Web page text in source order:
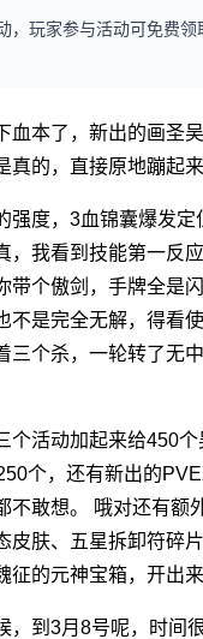
，玩家参与活动可免费
血本了，新出的画圣
的，直接原地蹦起来
强度，3血锦囊爆发
，我看到技能第一反
个傲剑，手牌全是
不是完全无解，得看
三个杀，一轮转了无
个活动加起来给450
个，还有新出的
不敢想。 哦对还有
皮肤、五星拆卸符碎
的元神宝箱，开出
，到3月8号呢，时间